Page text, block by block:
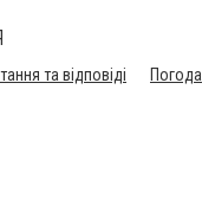
та відповіді
Погода